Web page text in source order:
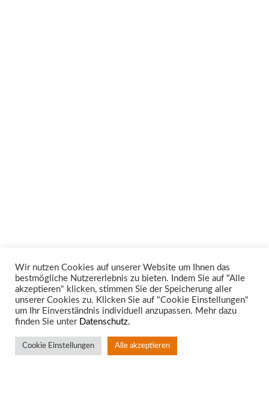
Unsere Rechtsgebiete
Wir nutzen Cookies auf unserer Website um Ihnen das
bestmögliche Nutzererlebnis zu bieten. Indem Sie auf "Alle
akzeptieren" klicken, stimmen Sie der Speicherung aller
unserer Cookies zu. Klicken Sie auf "Cookie Einstellungen"
um Ihr Einverständnis individuell anzupassen. Mehr dazu
finden Sie unter Datenschutz.
Cookie Einstellungen Alle akzeptieren